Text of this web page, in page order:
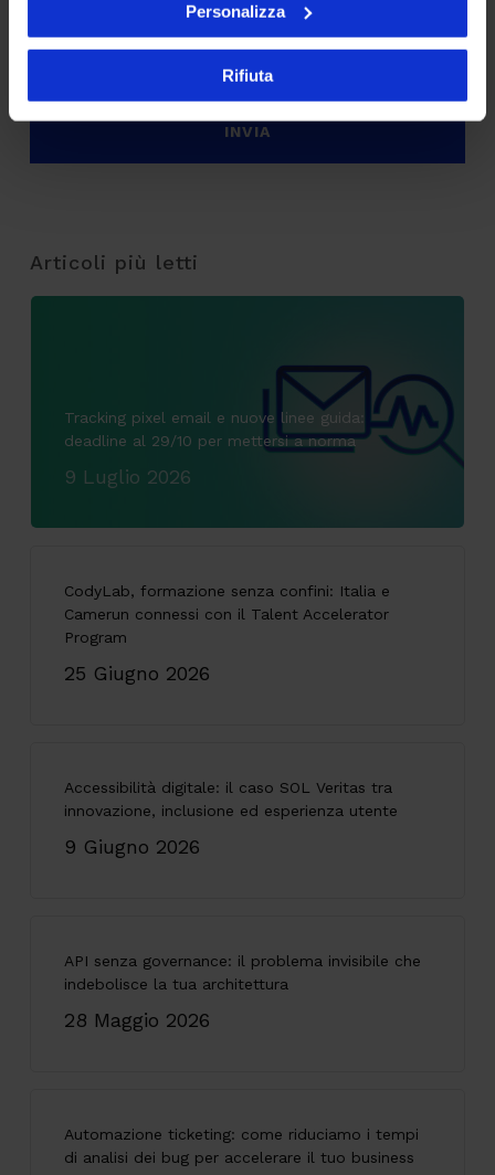
Personalizza
Rifiuta
Articoli più letti
Tracking pixel email e nuove linee guida:
deadline al 29/10 per mettersi a norma
9 Luglio 2026
CodyLab, formazione senza confini: Italia e
Camerun connessi con il Talent Accelerator
Program
25 Giugno 2026
Accessibilità digitale: il caso SOL Veritas tra
innovazione, inclusione ed esperienza utente
9 Giugno 2026
API senza governance: il problema invisibile che
indebolisce la tua architettura
28 Maggio 2026
Automazione ticketing: come riduciamo i tempi
di analisi dei bug per accelerare il tuo business